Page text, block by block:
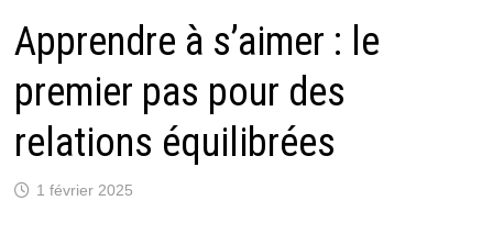
Apprendre à s’aimer : le
premier pas pour des
relations équilibrées
1 février 2025